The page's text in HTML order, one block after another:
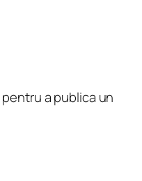
pentru a publica un